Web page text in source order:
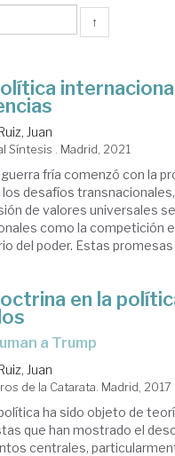
↑
Juan
Síntesis . Madrid, 2021
fría comenzó con la
desafíos
de valores universales
como la competición
del poder. Estas promesas
en la
a Trump
Juan
de la Catarata. Madrid, 2017
ha sido objeto de
que han mostrado el
centrales,